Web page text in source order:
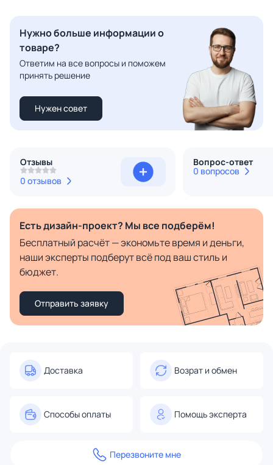
Нужно больше информации о
товаре?
Ответим на все вопросы и поможем
принять решение
Нужен совет
Отзывы
0 отзывов
Вопрос-ответ
0 вопросов
Есть дизайн-проект? Мы все подберём!
Бесплатный расчёт — экономьте время и деньги,
наши эксперты подберут всё под ваш стиль и
бюджет.
Отправить заявку
Доставка Возрат и обмен
Способы оплаты Помощь эксперта
Перезвоните мне